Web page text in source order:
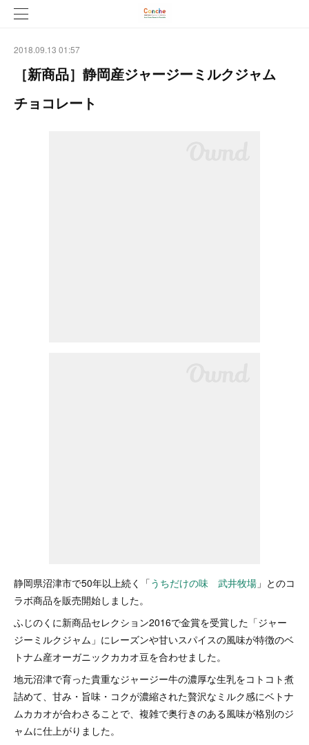
2018.09.13 01:57
［新商品］静岡産ジャージーミルクジャム
チョコレート
静岡県沼津市で50年以上続く「うちだけの味 武井牧場 」とのコ
ラボ商品を販売開始しました。
ふじのくに新商品セレクション2016で金賞を受賞した「ジャー
ジーミルクジャム」にレーズンや甘いスパイスの風味が特徴のベ
トナム産オーガニックカカオ豆を合わせました。
地元沼津で育った貴重なジャージー牛の濃厚な生乳をコトコト煮
詰めて、甘み・旨味・コクが濃縮された贅沢なミルク感にベトナ
ムカカオが合わさることで、複雑で奥行きのある風味が格別のジ
ャムに仕上がりました。